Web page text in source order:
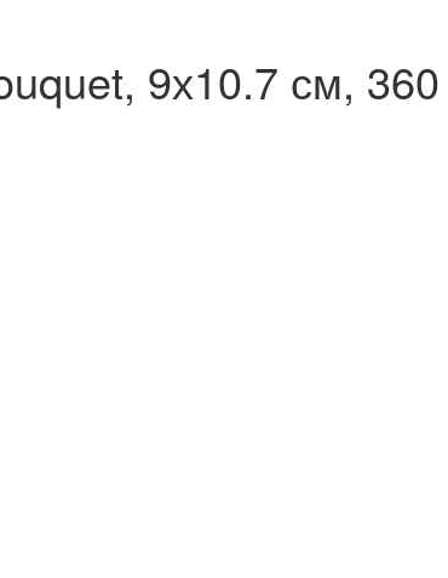
9х10.7 см,